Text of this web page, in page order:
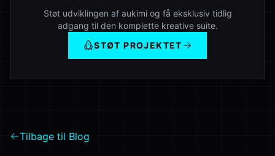
Støt udviklingen af aukimi og få eksklusiv tidlig
adgang til den komplette kreative suite.
STØT PROJEKTET
Tilbage til Blog